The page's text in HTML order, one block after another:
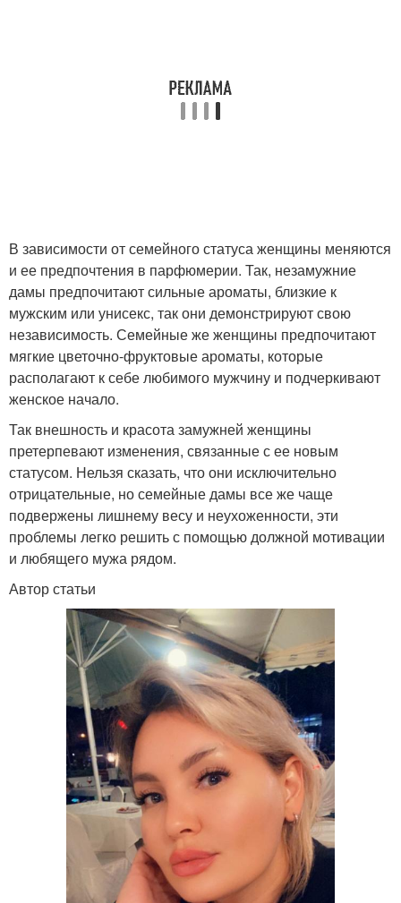
В зависимости от семейного статуса женщины меняются
и ее предпочтения в парфюмерии. Так, незамужние
дамы предпочитают сильные ароматы, близкие к
мужским или унисекс, так они демонстрируют свою
независимость. Семейные же женщины предпочитают
мягкие цветочно-фруктовые ароматы, которые
располагают к себе любимого мужчину и подчеркивают
женское начало.
Так внешность и красота замужней женщины
претерпевают изменения, связанные с ее новым
статусом. Нельзя сказать, что они исключительно
отрицательные, но семейные дамы все же чаще
подвержены лишнему весу и неухоженности, эти
проблемы легко решить с помощью должной мотивации
и любящего мужа рядом.
Автор статьи